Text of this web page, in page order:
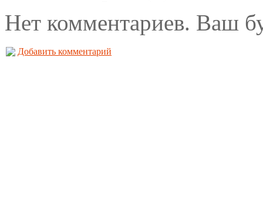
Нет комментариев. Ваш
Добавить комментарий